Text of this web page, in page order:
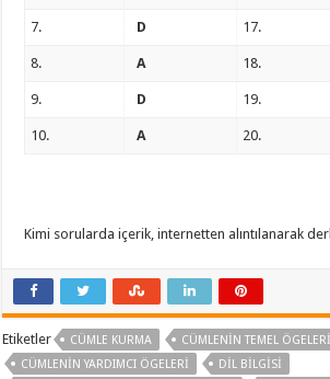
7. D 17.
8. A 18.
9. D 19.
10. A 20.
Kimi sorularda içerik, internetten alıntılanarak
Etiketler CÜMLE KURMA
CÜMLENIN TEMEL ÖGELERI
CÜMLENIN YARDIMCI ÖGELERI
DIL BILGISI